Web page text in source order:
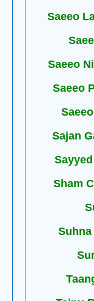
Saeeo
Saeeo
Saeeo
Sajan
Sham
Suhna